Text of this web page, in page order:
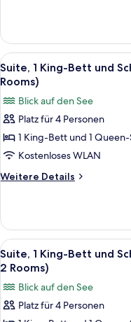
Sleeper,
2
Rooms)
anzeigen
1 King-
Bett
und
Schlafsofa
(Oversized,
Sofa
Sleeper,
Rooms)
Alle
Fotos
Suite,
1 King-
Bett
und
Schlafsofa
View,
2
Rooms)
anzeigen
4
Suite, 1 King-Bett und
Rooms)
Blick auf den See
Platz für 4 Personen
1 King-Bett und 1
Kostenloses WLAN
Weitere Details
Weitere
1 King-
Bett
und
Schlafsofa
Sleeper
View,
Alle
Fotos
Suite,
1 King-
4
Suite, 1 King-Bett und
2 Rooms)
Blick auf den See
Platz für 4 Personen